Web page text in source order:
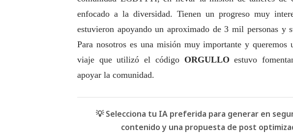
enfocado a la diversidad. Tienen un progreso muy
estuvieron apoyando un aproximado de 3 mil personas y
Para nosotros es una misión muy importante y queremos
viaje que utilizó el código ORGULLO estuvo
apoyar la comunidad.
💡 Selecciona tu IA preferida para generar en
contenido y una propuesta de post